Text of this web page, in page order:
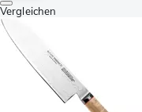
Vergleichen